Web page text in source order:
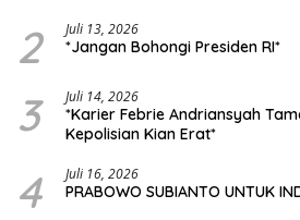
2 Juli 13, 2026
*Jangan Bohongi Presiden RI*
3 Juli 14, 2026
*Karier Febrie Andriansyah
Kepolisian Kian Erat*
4 Juli 16, 2026
PRABOWO SUBIANTO UNTUK